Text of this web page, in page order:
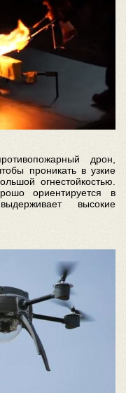
дрон,
проникать в узкие
огнестойкостью.
ориентируется в
высокие